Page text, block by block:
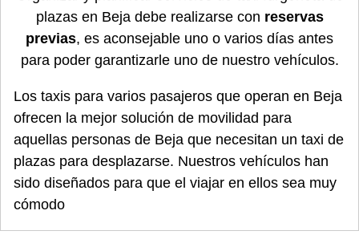
plazas en Beja debe realizarse con reservas
previas, es aconsejable uno o varios días antes
para poder garantizarle uno de nuestro vehículos.
Los taxis para varios pasajeros que operan en Beja
ofrecen la mejor solución de movilidad para
aquellas personas de Beja que necesitan un taxi de
plazas para desplazarse. Nuestros vehículos han
sido diseñados para que el viajar en ellos sea muy
cómodo